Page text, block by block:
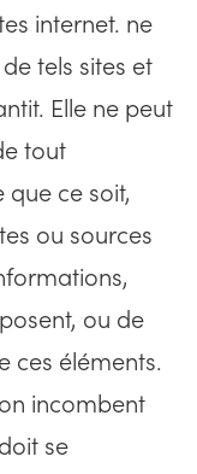
internet. ne
tels sites et
Elle ne peut
tout
ce soit,
ou sources
ou de
ces éléments.
incombent
se